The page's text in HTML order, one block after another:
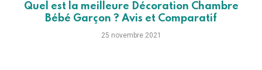
Quel est la meilleure Décoration Chambre
Bébé Garçon ? Avis et Comparatif
25 novembre 2021